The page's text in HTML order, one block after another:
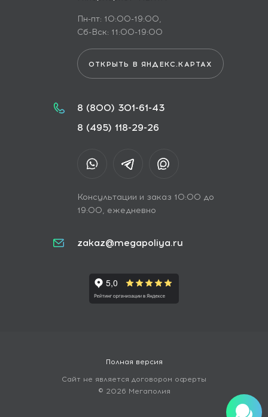
Пн-пт: 10:00-19:00,
Сб-Вск: 11:00-19:00
ОТКРЫТЬ В ЯНДЕКС.КАРТАХ
8 (800) 301-61-43
8 (495) 118-29-26
Консультации и заказ 10:00 до
19:00, ежедневно
zakaz@megapoliya.ru
Полная версия
Сайт не является договором оферты
© 2026 Мегаполия